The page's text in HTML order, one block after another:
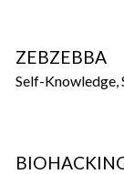
ZEBZEBBA
Self-Knowledge,